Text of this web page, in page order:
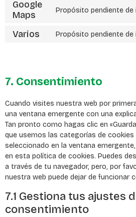
Google
Maps
Propósito pendiente de
Varios Propósito pendiente de
7. Consentimiento
Cuando visites nuestra web por
una ventana emergente con una
Tan pronto como hagas clic en
que usemos las categorías de cookies
seleccionado en la ventana
en esta política de cookies. Puedes
a través de tu navegador, pero, por
nuestra web puede dejar de funcionar
7.1 Gestiona tus ajustes
consentimiento